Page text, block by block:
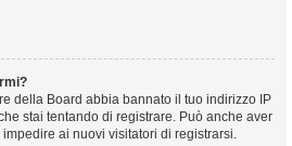
della Board abbia bannato il tuo indirizzo IP
stai tentando di registrare. Può anche aver
ai nuovi visitatori di registrarsi.